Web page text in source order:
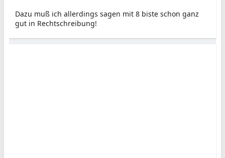
Dazu muß ich allerdings sagen mit 8 biste schon ganz
gut in Rechtschreibung!